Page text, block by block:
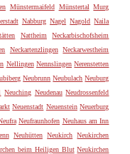
Münstermaifeld Münstertal Murg
Nabburg Nagel Nagold Naila
Nattheim
Neckarbischofsheim
Neckartenzlingen Neckarwestheim
Nellingen Nennslingen Nerenstetten
Neubrunn Neubulach Neuburg
Neuching Neudenau Neudrossenfeld
Neuenstadt Neuenstein Neuerburg
Neufraunhofen Neuhaus am Inn
Neuhütten Neukirch Neukirchen
beim Heiligen Blut Neukirchen